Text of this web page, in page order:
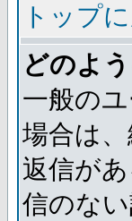
トップ
どのよ
一般の
場合は
返信が
信のな